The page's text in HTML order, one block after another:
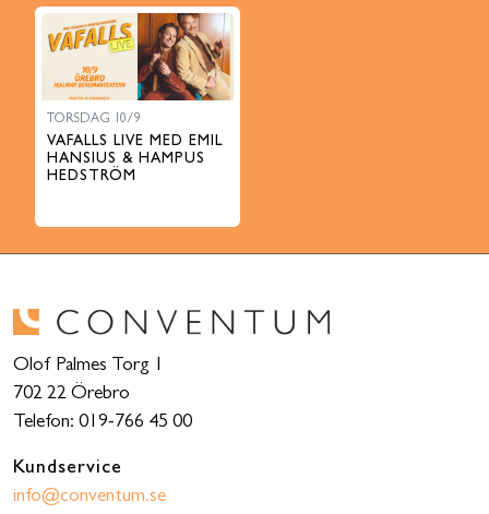
TORSDAG 10/9
VAFALLS LIVE MED EMIL
HANSIUS & HAMPUS
HEDSTRÖM
Olof Palmes Torg 1
702 22 Örebro
Telefon: 019-766 45 00
Kundservice
info@conventum.se